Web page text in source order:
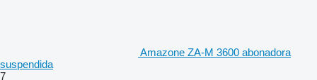
Amazone ZA-M 3600 abonadora
suspendida
7